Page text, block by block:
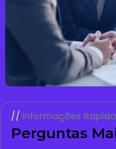
Informações
Perguntas